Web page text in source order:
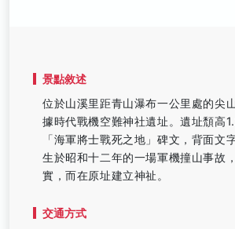
景點敘述
位於山溪里距青山瀑布一公里處的尖
據時代戰機空難神社遺址。遺址頹高
「海軍將士戰死之地」碑文，背面文
生於昭和十二年的一場軍機撞山事故
實，而在原址建立神祉。
交通方式